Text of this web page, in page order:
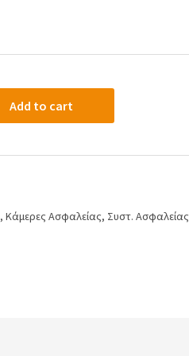
Add to cart
, Κάμερες Ασφαλείας, Συστ. Ασφαλείας